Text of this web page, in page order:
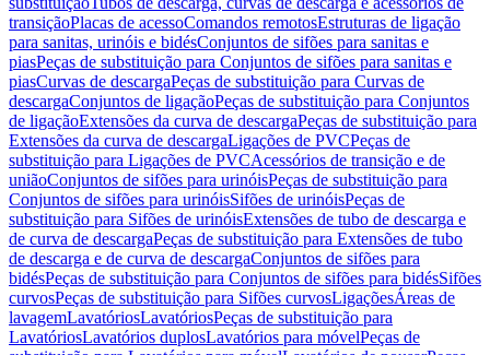
transiçãoPlacas de acessoComandos remotosEstruturas de ligação
para sanitas, urinóis e bidésConjuntos de sifões para sanitas e
piasPeças de substituição para Conjuntos de sifões para sanitas e
piasCurvas de descargaPeças de substituição para Curvas de
descargaConjuntos de ligaçãoPeças de substituição para Conjuntos
de ligaçãoExtensões da curva de descargaPeças de substituição para
Extensões da curva de descargaLigações de PVCPeças de
substituição para Ligações de PVCAcessórios de transição e de
uniãoConjuntos de sifões para urinóisPeças de substituição para
Conjuntos de sifões para urinóisSifões de urinóisPeças de
substituição para Sifões de urinóisExtensões de tubo de descarga e
de curva de descargaPeças de substituição para Extensões de tubo
de descarga e de curva de descargaConjuntos de sifões para
bidésPeças de substituição para Conjuntos de sifões para bidésSifões
curvosPeças de substituição para Sifões curvosLigaçõesÁreas de
lavagemLavatóriosLavatóriosPeças de substituição para
LavatóriosLavatórios duplosLavatórios para móvelPeças de